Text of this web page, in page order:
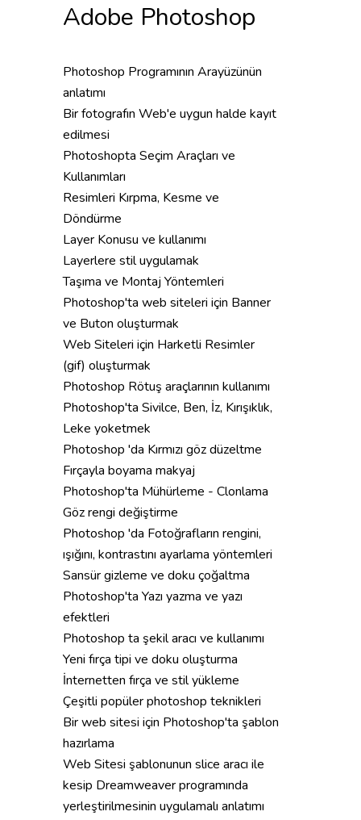
Adobe Photoshop
Photoshop Programının Arayüzünün
anlatımı
Bir fotografın Web'e uygun halde kayıt
edilmesi
Photoshopta Seçim Araçları ve
Kullanımları
Resimleri Kırpma, Kesme ve
Döndürme
Layer Konusu ve kullanımı
Layerlere stil uygulamak
Taşıma ve Montaj Yöntemleri
Photoshop'ta web siteleri için Banner
ve Buton oluşturmak
Web Siteleri için Harketli Resimler
(gif) oluşturmak
Photoshop Rötuş araçlarının kullanımı
Photoshop'ta Sivilce, Ben, İz, Kırışıklık,
Leke yoketmek
Photoshop 'da Kırmızı göz düzeltme
Fırçayla boyama makyaj
Photoshop'ta Mühürleme - Clonlama
Göz rengi değiştirme
Photoshop 'da Fotoğrafların rengini,
ışığını, kontrastını ayarlama yöntemleri
Sansür gizleme ve doku çoğaltma
Photoshop'ta Yazı yazma ve yazı
efektleri
Photoshop ta şekil aracı ve kullanımı
Yeni fırça tipi ve doku oluşturma
İnternetten fırça ve stil yükleme
Çeşitli popüler photoshop teknikleri
Bir web sitesi için Photoshop'ta şablon
hazırlama
Web Sitesi şablonunun slice aracı ile
kesip Dreamweaver programında
yerleştirilmesinin uygulamalı anlatımı